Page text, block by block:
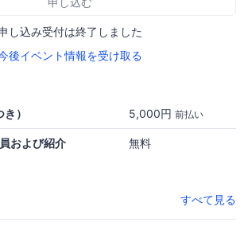
し込み受付は終了しました
後イベント情報を受け取る
） 5,000円 前払い
および紹介 無料
すべて見る